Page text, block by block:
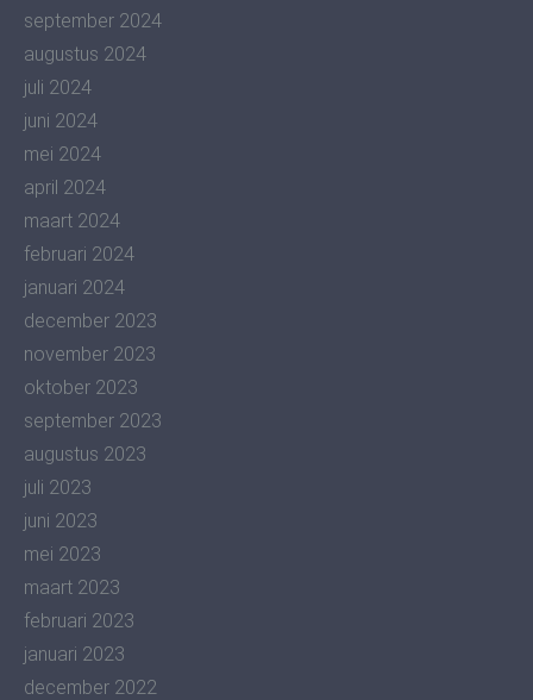
september 2024
augustus 2024
juli 2024
juni 2024
mei 2024
april 2024
maart 2024
februari 2024
januari 2024
december 2023
november 2023
oktober 2023
september 2023
augustus 2023
juli 2023
juni 2023
mei 2023
maart 2023
februari 2023
januari 2023
december 2022